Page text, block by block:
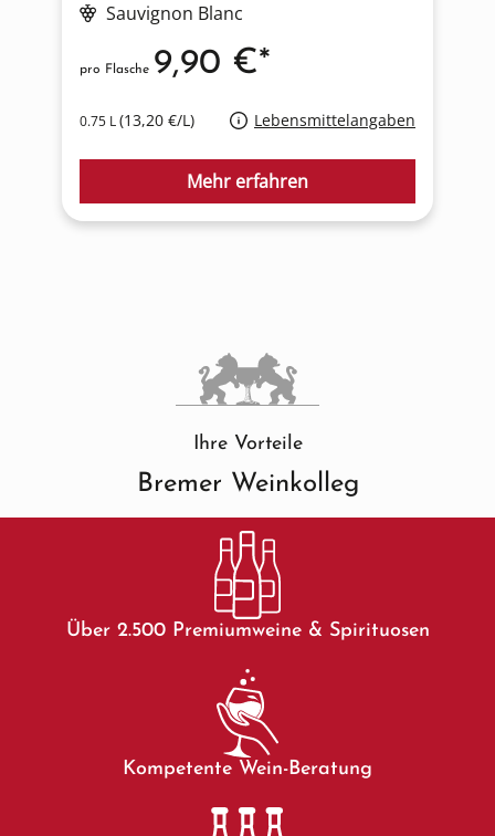
Sauvignon Blanc
0.75 L(13,20 €/L) Lebensmittelangaben
pro Flasche 9,90 €*
Mehr erfahren
Ihre Vorteile
Bremer Weinkolleg
Über 2.500 Premiumweine & Spirituosen
Kompetente Wein-Beratung